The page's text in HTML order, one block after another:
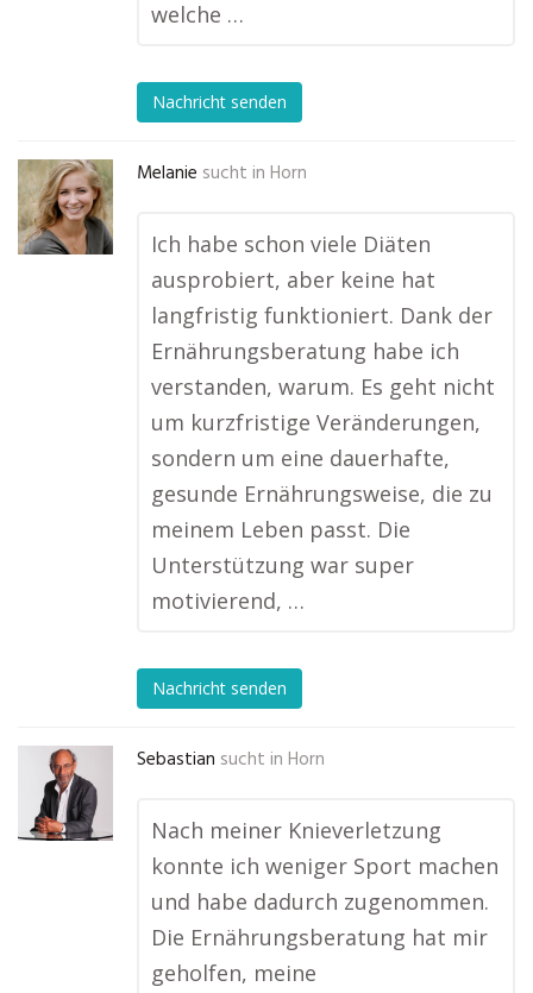
welche …
Nachricht senden
Melanie sucht in Horn
Ich habe schon viele Diäten
ausprobiert, aber keine hat
langfristig funktioniert. Dank der
Ernährungsberatung habe ich
verstanden, warum. Es geht nicht
um kurzfristige Veränderungen,
sondern um eine dauerhafte,
gesunde Ernährungsweise, die zu
meinem Leben passt. Die
Unterstützung war super
motivierend, …
Nachricht senden
Sebastian sucht in Horn
Nach meiner Knieverletzung
konnte ich weniger Sport machen
und habe dadurch zugenommen.
Die Ernährungsberatung hat mir
geholfen, meine